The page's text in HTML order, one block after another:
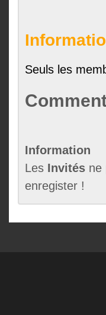
Seuls les
Information
Les Invités ne
enregister !